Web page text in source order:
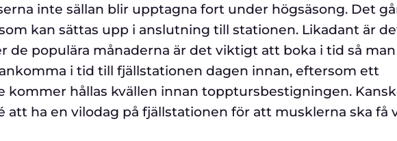
inte sällan blir upptagna fort under högsäsong. Det
kan sättas upp i anslutning till stationen. Likadant är
de populära månaderna är det viktigt att boka i tid så
i tid till fjällstationen dagen innan, eftersom ett
hållas kvällen innan topptursbestigningen.
att ha en vilodag på fjällstationen för att musklerna ska få